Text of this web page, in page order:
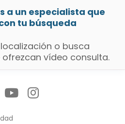
a un especialista que
tu búsqueda
o busca
vídeo consulta.